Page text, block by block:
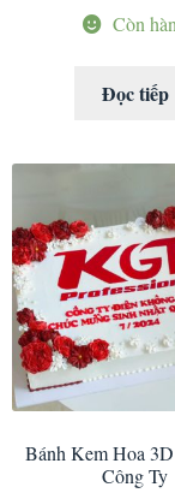
Còn
Đọc tiếp
Bánh Kem Hoa
Công Ty